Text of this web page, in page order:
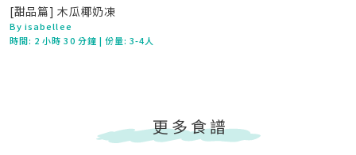
[甜品篇] 木瓜椰奶凍
By isabellee
時間: 2 小時 30 分鐘 | 份量: 3-4人
更多食譜